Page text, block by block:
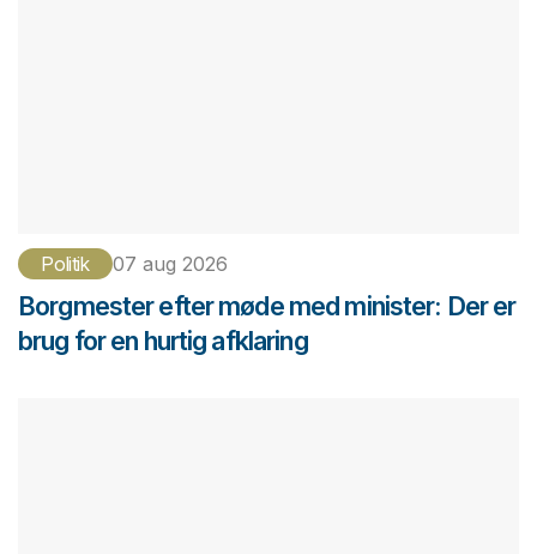
Politik 07 aug 2026
Borgmester efter møde med minister: Der er
brug for en hurtig afklaring